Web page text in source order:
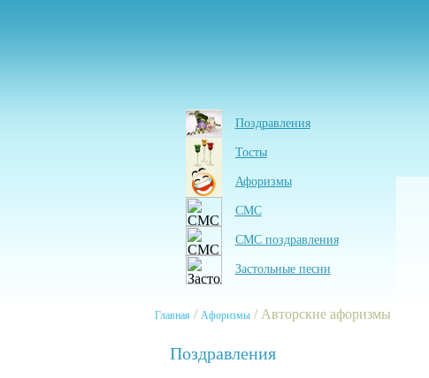
Поздравления
Тосты
Афоризмы
СМС
СМС поздравления
Застольные песни
Главная / Афоризмы / Авторские афоризмы
Поздравления